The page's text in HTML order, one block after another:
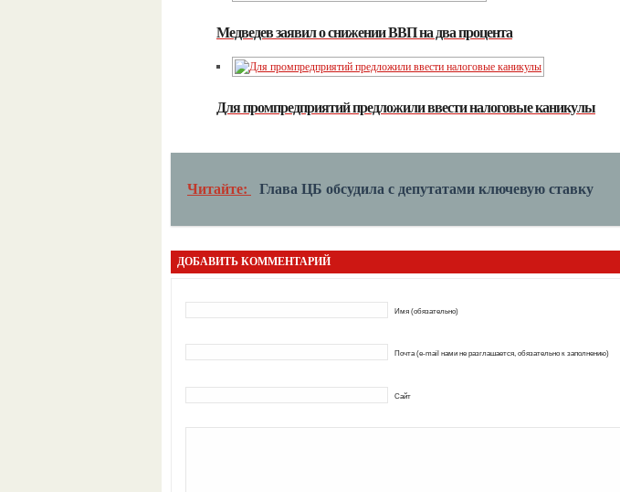
Медведев заявил о снижении ВВП на два процента
Для промпредприятий предложили ввести налоговые каникулы
Читайте: Глава ЦБ обсудила с депутатами ключевую ставку
ДОБАВИТЬ КОММЕНТАРИЙ
Имя (обязательно)
Почта (e-mail нами не разглашается, обязательно к заполнению)
Сайт